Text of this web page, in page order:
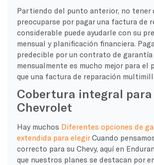
Partiendo del punto anterior, no tener
preocuparse por pagar una factura de
considerable puede ayudarle con su
mensual y planificación financiera.
predecible por un contrato de garantía
mensualmente es mucho mejor para el
que una factura de reparación
Cobertura integral
Chevrolet
Hay muchos Diferentes opciones de
extendida para elegirCuando
correcto para su Chevy, aquí en
que nuestros planes se destacan por